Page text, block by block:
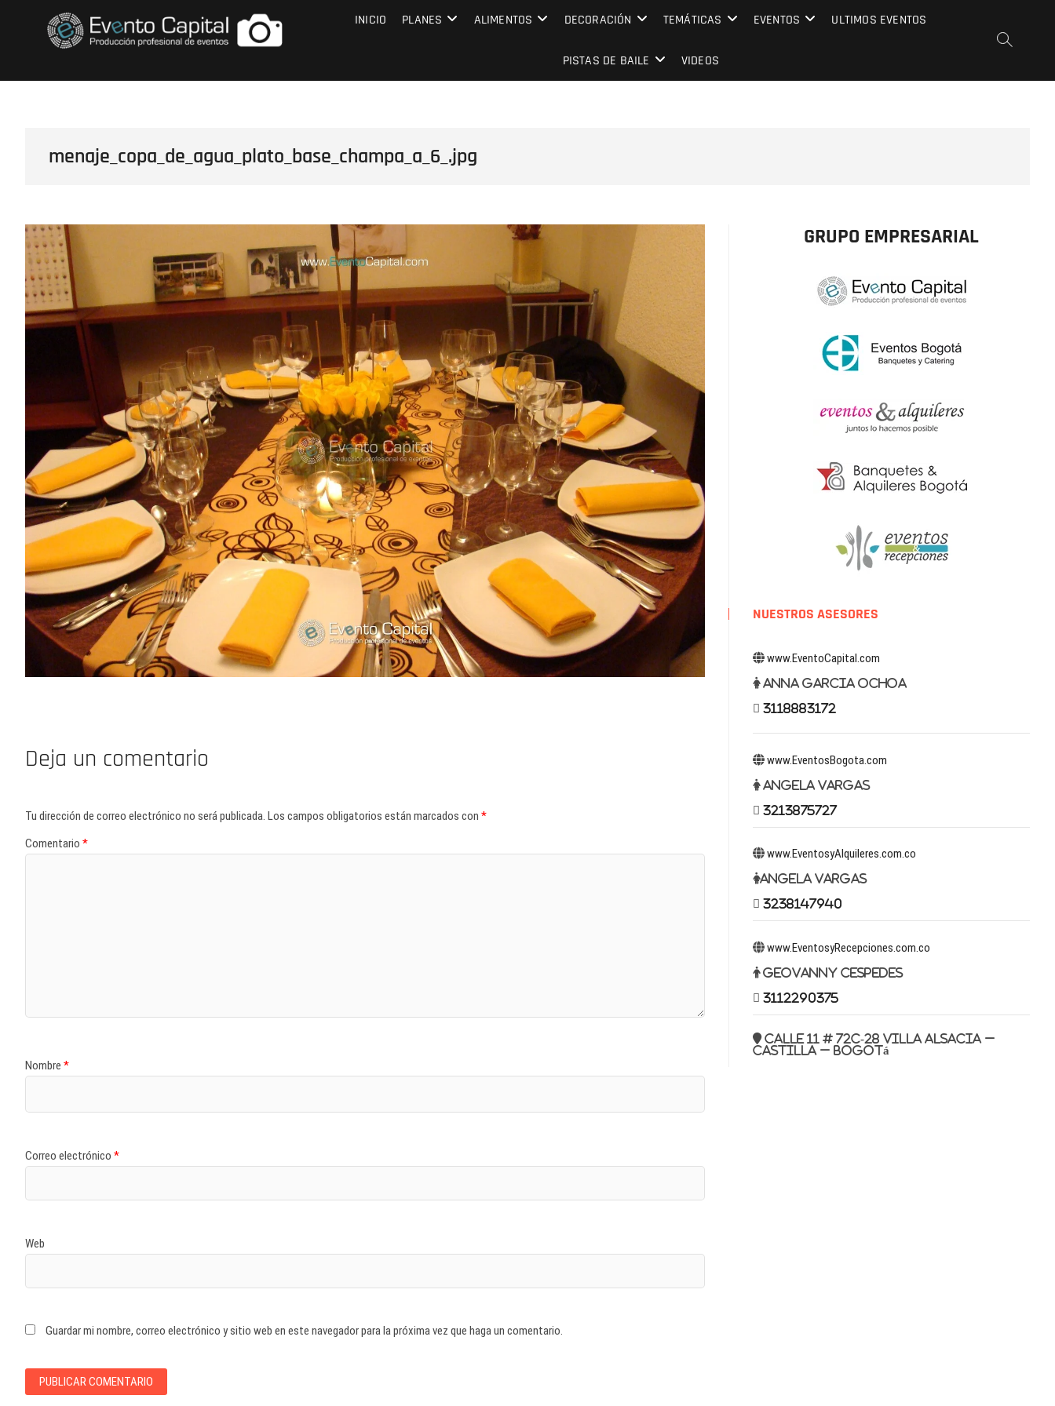
FOTOS GRUPO EMPRESARIAL EVENTO CAPITAL
INICIO PLANES ALIMENTOS DECORACIÓN TEMÁTICAS EVENTOS ULTIMOS EVENTOS
PISTAS DE BAILE VIDEOS
menaje_copa_de_agua_plato_base_champa_a_6_.jpg
Deja un comentario
Tu dirección de correo electrónico no será publicada. Los campos obligatorios están marcados con *
Comentario *
Nombre *
Correo electrónico *
Web
Guardar mi nombre, correo electrónico y sitio web en este navegador para la próxima vez que haga un comentario.
GRUPO EMPRESARIAL
NUESTROS ASESORES
www.EventoCapital.com
Anna Garcia Ochoa
3118883172
www.EventosBogota.com
Angela Vargas
3213875727
www.EventosyAlquileres.com.co
Angela Vargas
3238147940
www.EventosyRecepciones.com.co
Geovanny Cespedes
3112290375
Calle 11 # 72c-28 Villa Alsacia –
Castilla – Bogotá